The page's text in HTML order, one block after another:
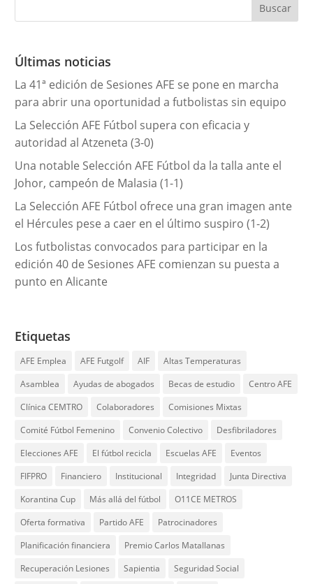
g
r
a
s
Últimas noticias
La 41ª edición de Sesiones AFE se pone en marcha
para abrir una oportunidad a futbolistas sin equipo
La Selección AFE Fútbol supera con eficacia y
autoridad al Atzeneta (3-0)
Una notable Selección AFE Fútbol da la talla ante el
Johor, campeón de Malasia (1-1)
La Selección AFE Fútbol ofrece una gran imagen ante
el Hércules pese a caer en el último suspiro (1-2)
Los futbolistas convocados para participar en la
edición 40 de Sesiones AFE comienzan su puesta a
punto en Alicante
Etiquetas
AFE Emplea AFE Futgolf AIF
Altas Temperaturas
Asamblea
Ayudas de abogados Becas de estudio
Centro AFE
Clínica CEMTRO
Colaboradores
Comisiones Mixtas
Comité Fútbol Femenino
Convenio Colectivo
Desfibriladores
Elecciones AFE
El fútbol recicla Escuelas AFE
Eventos
FIFPRO
Financiero Institucional Integridad
Junta Directiva
Korantina Cup
Más allá del fútbol
O11CE METROS
Oferta formativa
Partido AFE
Patrocinadores
Planificación financiera
Premio Carlos Matallanas
Recuperación Lesiones
Sapientia
Seguridad Social